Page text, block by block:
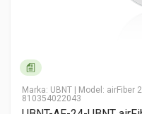
Marka: UBNT | Model: airFiber
810354022043